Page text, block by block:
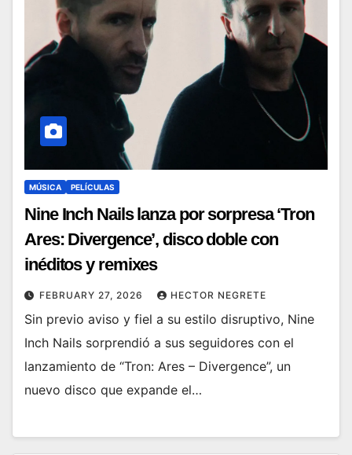
MÚSICA PELÍCULAS
Nine Inch Nails lanza por sorpresa ‘Tron
Ares: Divergence’, disco doble con
inéditos y remixes
FEBRUARY 27, 2026 HECTOR NEGRETE
Sin previo aviso y fiel a su estilo disruptivo, Nine
Inch Nails sorprendió a sus seguidores con el
lanzamiento de “Tron: Ares – Divergence”, un
nuevo disco que expande el…